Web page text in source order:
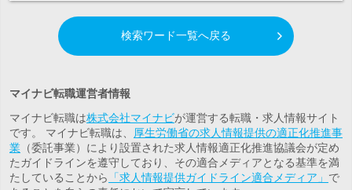
検索ワード一覧へ戻る
マイナビ転職運営者情報
マイナビ転職は株式会社マイナビが運営する転職・求人情報サイト
です。 マイナビ転職は、
厚生労働省の求人情報提供の適正化推進事
業 （委託事業）により設置された求人情報適正化推進協議会が定め
たガイドラインを遵守しており、その適合メディアとなる基準を満
たしていることから
「求人情報提供ガイドライン適合メディア」 で